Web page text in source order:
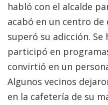
habló con el alcalde
acabó en un centro
superó su adicción.
participó en
convirtió en un
Algunos vecinos
en la cafetería de su